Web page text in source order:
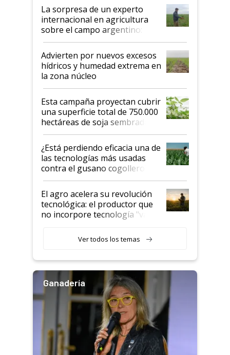
La sorpresa de un experto
internacional en agricultura
sobre el campo argentino:
"Estoy muy impresionado"
Advierten por nuevos excesos
hídricos y humedad extrema en
la zona núcleo
Esta campaña proyectan cubrir
una superficie total de 750.000
hectáreas de soja sembradas
con una nueva generación de
variedades que marcan un
salto tecnológico en genética y
rendimiento
¿Está perdiendo eficacia una de
las tecnologías más usadas
contra el gusano cogollero? El
desafío de una tecnología clave
El agro acelera su revolución
tecnológica: el productor que
no incorpore tecnología "va a
Ver todos los temas
Ganadería